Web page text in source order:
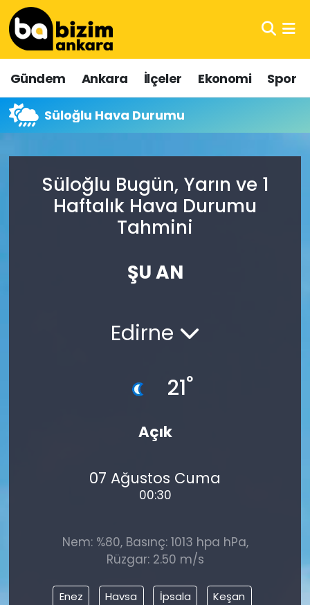
Gündem Ankara İlçeler Ekonomi Spor
Süloğlu Hava Durumu
Süloğlu Bugün, Yarın ve 1
Haftalık Hava Durumu
Tahmini
ŞU AN
Edirne
21°
Açık
07 Ağustos Cuma
00:30
Nem: %80, Basınç: 1013 hpa hPa,
Rüzgar: 2.50 m/s
Enez Havsa İpsala
Keşan
Hava Durumu
Trafik Durumu
Süper Lig Puan Durumu ve Fikstür
Tüm Manşetler
Son Dakika Haberleri